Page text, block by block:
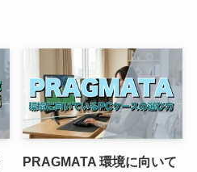
PRAGMATA 環境に向いて